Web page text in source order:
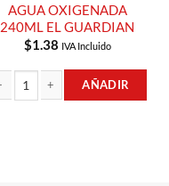
AGUA OXIGENADA
240ML EL GUARDIAN
$1.38 IVA Incluido
AÑADIR